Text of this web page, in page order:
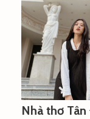
Nhà thơ